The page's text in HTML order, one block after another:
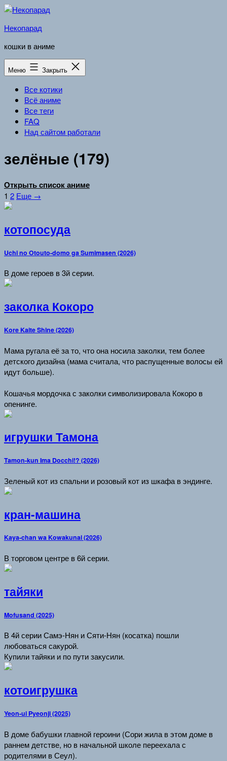
Перейти
содержимому
Некопарад
кошки в аниме
Меню Закрыть
Все котики
Всё аниме
Все теги
FAQ
Над сайтом работали
зелёные (179)
Открыть список аниме
1 2 Еще →
котопосуда
Uchi no Otouto-domo ga Sumimasen (2026)
В доме героев в 3й серии.
заколка Кокоро
Kore Kaite Shine (2026)
Мама ругала её за то, что она носила заколки, тем более
детского дизайна (мама считала, что распущенные волосы ей
идут больше).
Кошачья мордочка с заколки символизировала Кокоро в
опенинге.
игрушки Тамона
Tamon-kun Ima Docchi!? (2026)
Зеленый кот из спальни и розовый кот из шкафа в эндинге.
кран-машина
Kaya-chan wa Kowakunai (2026)
В торговом центре в 6й серии.
тайяки
Mofusand (2025)
В 4й серии Самэ-Нян и Сяти-Нян (косатка) пошли
любоваться сакурой.
Купили тайяки и по пути закусили.
котоигрушка
Yeon-ui Pyeonji (2025)
В доме бабушки главной героини (Сори жила в этом доме в
раннем детстве, но в начальной школе переехала с
родителями в Сеул).